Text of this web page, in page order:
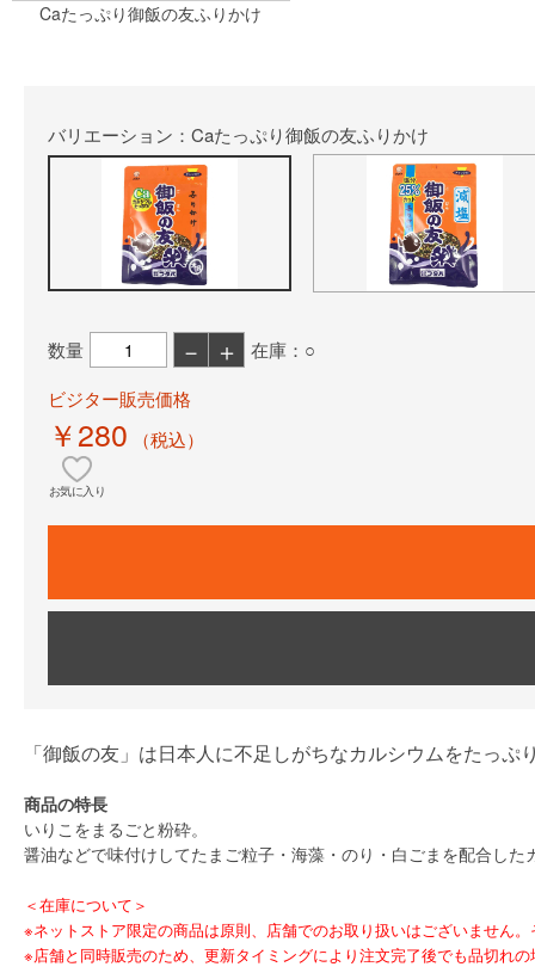
Caたっぷり御飯の友ふりかけ
バリエーション：Caたっぷり御飯の友ふりかけ
数量 － ＋
在庫：○
ビジター販売価格
￥280 （税込）
お気に入り
「御飯の友」は日本人に不足しがちなカルシウムをたっぷ
商品の特長
いりこをまるごと粉砕。
醤油などで味付けしてたまご粒子・海藻・のり・白ごまを配合し
＜在庫について＞
※ネットストア限定の商品は原則、店舗でのお取り扱いはございません
※店舗と同時販売のため、更新タイミングにより注文完了後でも品切れ